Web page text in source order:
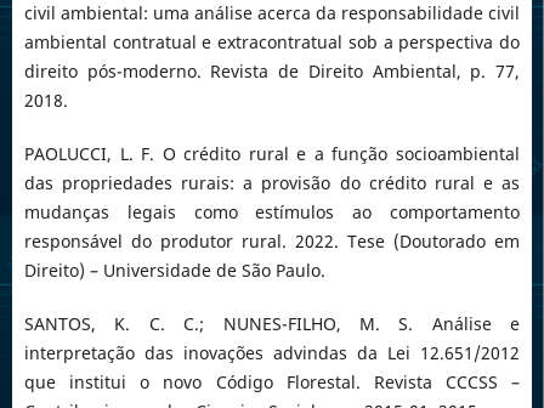
civil ambiental: uma análise acerca da responsabilidade civil
ambiental contratual e extracontratual sob a perspectiva do
direito pós-moderno. Revista de Direito Ambiental, p. 77,
2018.
PAOLUCCI, L. F. O crédito rural e a função socioambiental
das propriedades rurais: a provisão do crédito rural e as
mudanças legais como estímulos ao comportamento
responsável do produtor rural. 2022. Tese (Doutorado em
Direito) – Universidade de São Paulo.
SANTOS, K. C. C.; NUNES-FILHO, M. S. Análise e
interpretação das inovações advindas da Lei 12.651/2012
que institui o novo Código Florestal. Revista CCCSS –